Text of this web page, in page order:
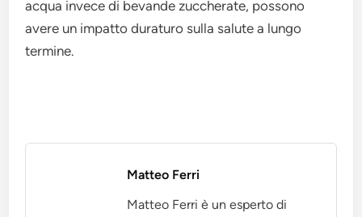
acqua invece di bevande zuccherate, possono
avere un impatto duraturo sulla salute a lungo
termine.
Matteo Ferri
Matteo Ferri è un esperto di